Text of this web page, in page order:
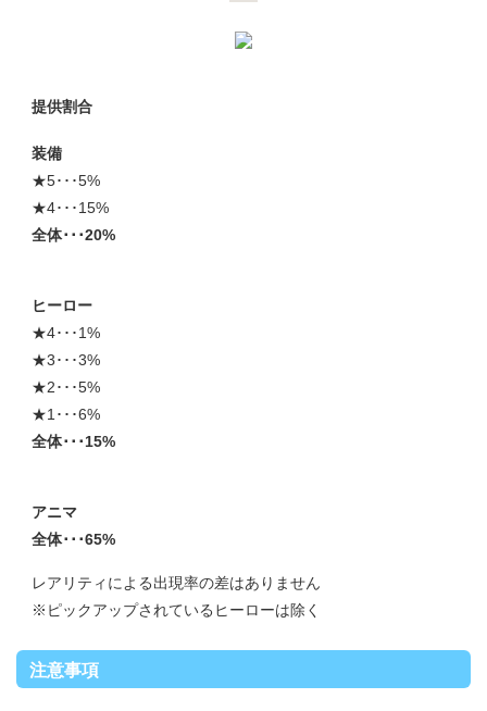
提供割合
装備
★5･･･5%
★4･･･15%
全体･･･20%
ヒーロー
★4･･･1%
★3･･･3%
★2･･･5%
★1･･･6%
全体･･･15%
アニマ
全体･･･65%
レアリティによる出現率の差はありません
※ピックアップされているヒーローは除く
注意事項